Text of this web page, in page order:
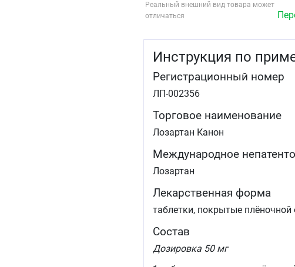
Реальный внешний вид товара может
отличаться
Инструкция по
Регистрационный номер
ЛП-002356
Торговое наименование
Лозартан Канон
Международное
Лозартан
Лекарственная форма
таблетки, покрытые плёночной
Состав
Дозировка 50 мг